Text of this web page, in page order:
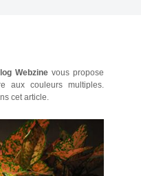
Webzine vous propose
aux couleurs multiples.
cet article.